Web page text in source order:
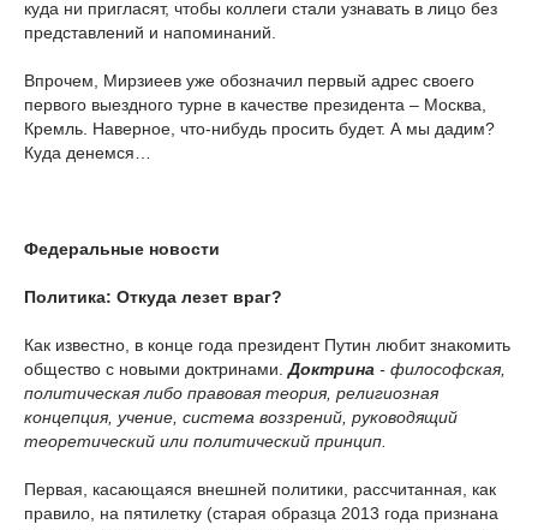
куда ни пригласят, чтобы коллеги стали узнавать в лицо без
представлений и напоминаний.
Впрочем, Мирзиеев уже обозначил первый адрес своего
первого выездного турне в качестве президента – Москва,
Кремль. Наверное, что-нибудь просить будет. А мы дадим?
Куда денемся…
Федеральные новости
Политика: Откуда лезет враг?
Как известно, в конце года президент Путин любит знакомить
общество с новыми доктринами.Доктрина - философская,
политическая либо правовая теория, религиозная
концепция, учение, система воззрений, руководящий
теоретический или политический принцип.
Первая, касающаяся внешней политики, рассчитанная, как
правило, на пятилетку (старая образца 2013 года признана